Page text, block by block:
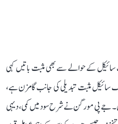
کے حوالے سے بھی مثبت باتیں کہی
سائیکل مثبت تبدیلی کی جانب گامزن ہے،
جے پی مورگن نے شرح سود میں کمی، دیہی